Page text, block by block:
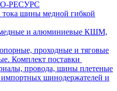
РЕСУРС
тока шины медной гибкой
и алюминиевые КШМ,
проходные и тяговые
Комплект поставки
провода, шины плетеные
импортных шинодержателей и